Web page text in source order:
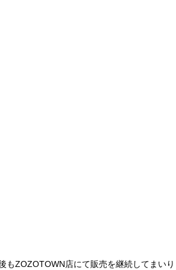
ZOZOTOWN店にて販売を継続してまいり